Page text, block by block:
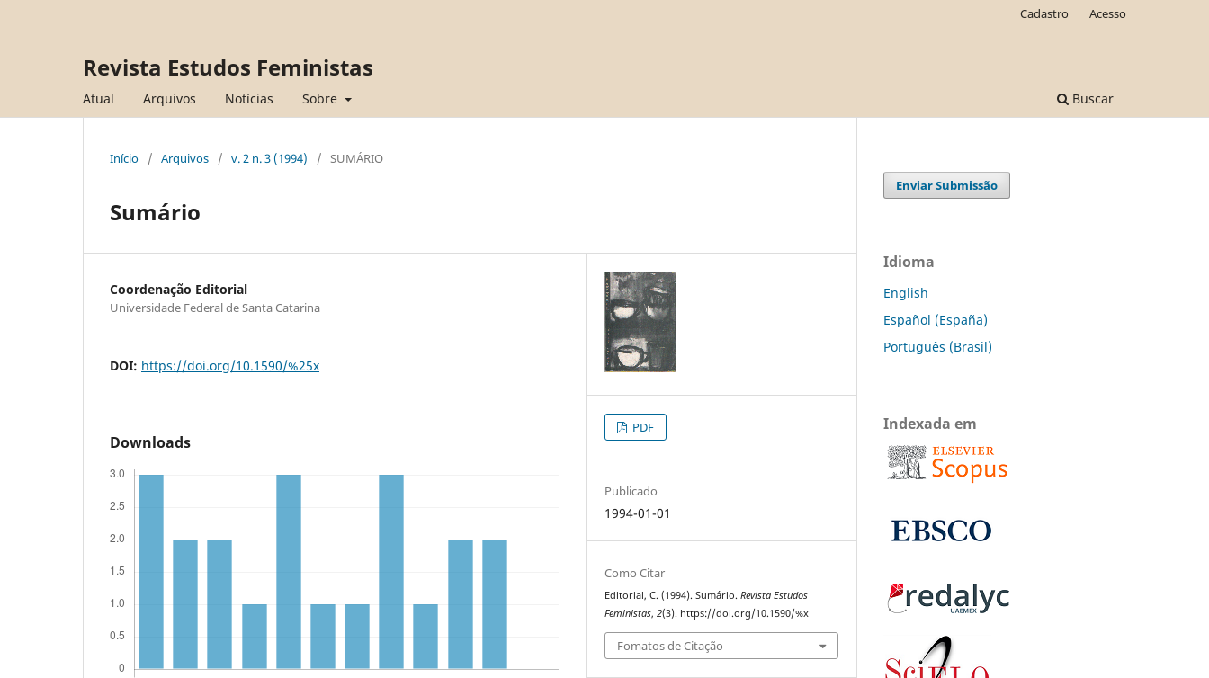
Revista Estudos Feministas
Atual Arquivos Notícias Sobre Buscar
Cadastro Acesso
Início / Arquivos / v. 2 n. 3 (1994) / SUMÁRIO
Sumário
Coordenação Editorial
Universidade Federal de Santa Catarina
DOI: https://doi.org/10.1590/%25x
Downloads
PDF
Publicado
1994-01-01
Como Citar
Editorial, C. (1994). Sumário.Revista Estudos
Feministas,2(3). https://doi.org/10.1590/%x
Fomatos de Citação
Enviar Submissão
Idioma
English
Español (España)
Português (Brasil)
Indexada em